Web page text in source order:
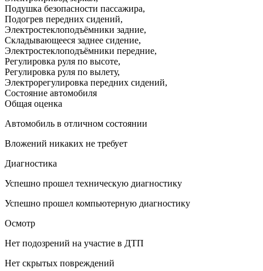
Подушка безопасности пассажира,
Подогрев передних сидений,
Электростеклоподъёмники задние,
Складывающееся заднее сидение,
Электростеклоподъёмники передние,
Регулировка руля по высоте,
Регулировка руля по вылету,
Электрорегулировка передних сидений,
Состояние автомобиля
Общая оценка
Автомобиль в отличном состоянии
Вложений никаких не требует
Диагностика
Успешно прошел техническую диагностику
Успешно прошел компьютерную диагностику
Осмотр
Нет подозрений на участие в ДТП
Нет скрытых повреждений